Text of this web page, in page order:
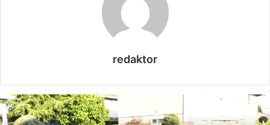
redaktor